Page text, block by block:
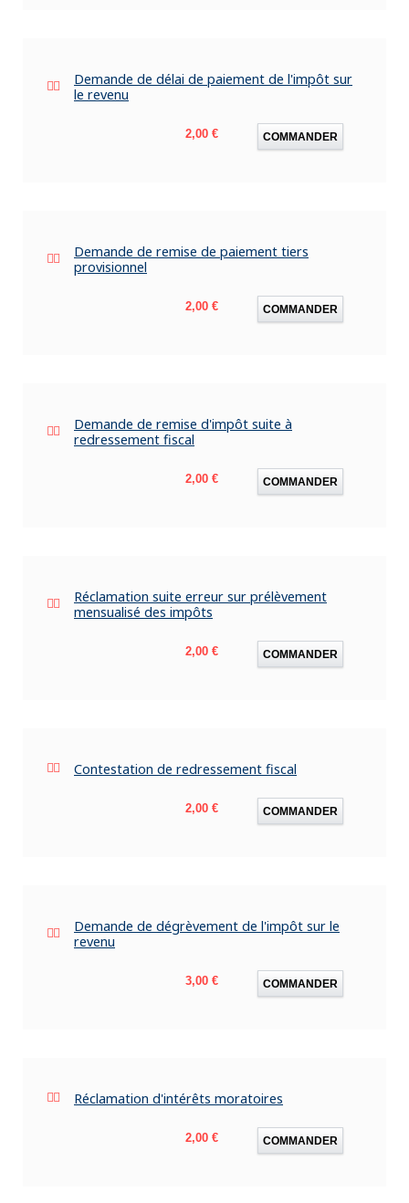
Demande de délai de paiement de l'impôt sur
le revenu
Prix
2,00 € COMMANDER
Demande de remise de paiement tiers
provisionnel
Prix
2,00 € COMMANDER
Demande de remise d'impôt suite à
redressement fiscal
Prix
2,00 € COMMANDER
Réclamation suite erreur sur prélèvement
mensualisé des impôts
Prix
2,00 € COMMANDER
Contestation de redressement fiscal
Prix
2,00 € COMMANDER
Demande de dégrèvement de l'impôt sur le
revenu
Prix
3,00 € COMMANDER
Réclamation d'intérêts moratoires
Prix
2,00 € COMMANDER